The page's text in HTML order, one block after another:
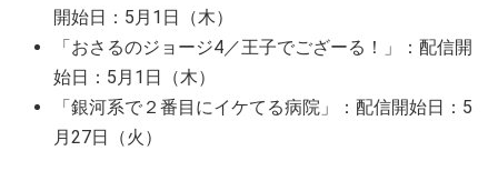
開始日：5月1日（木）
「おさるのジョージ4／王子でござーる！」：配信開
始日：5月1日（木）
「銀河系で２番目にイケてる病院」：配信開始日：5
月27日（火）